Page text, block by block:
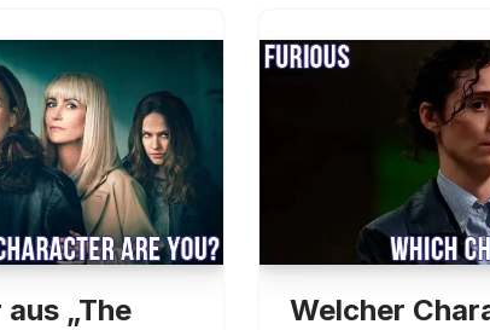
„The
Welcher